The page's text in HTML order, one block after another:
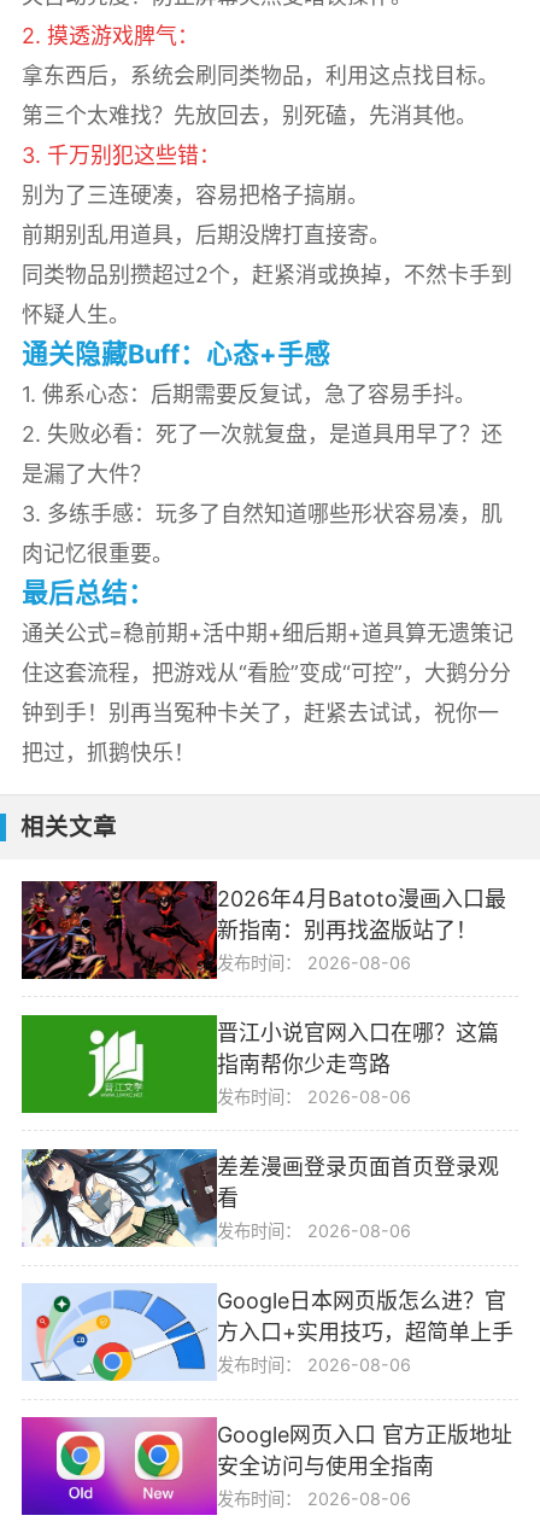
2. 摸透游戏脾气：
拿东西后，系统会刷同类物品，利用这点找目标。
第三个太难找？先放回去，别死磕，先消其他。
3. 千万别犯这些错：
别为了三连硬凑，容易把格子搞崩。
前期别乱用道具，后期没牌打直接寄。
同类物品别攒超过2个，赶紧消或换掉，不然卡手到
怀疑人生。
通关隐藏Buff：心态+手感
1. 佛系心态：后期需要反复试，急了容易手抖。
2. 失败必看：死了一次就复盘，是道具用早了？还
是漏了大件？
3. 多练手感：玩多了自然知道哪些形状容易凑，肌
肉记忆很重要。
最后总结：
通关公式=稳前期+活中期+细后期+道具算无遗策记
住这套流程，把游戏从“看脸”变成“可控”，大鹅分分
钟到手！别再当冤种卡关了，赶紧去试试，祝你一
把过，抓鹅快乐！
相关文章
2026年4月Batoto漫画入口最
新指南：别再找盗版站了！
发布时间： 2026-08-06
晋江小说官网入口在哪？这篇
指南帮你少走弯路
发布时间： 2026-08-06
差差漫画登录页面首页登录观
看
发布时间： 2026-08-06
Google日本网页版怎么进？官
方入口+实用技巧，超简单上手
发布时间： 2026-08-06
Google网页入口 官方正版地址
安全访问与使用全指南
发布时间： 2026-08-06